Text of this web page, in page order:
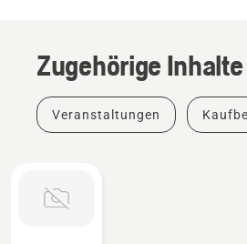
Zugehörige Inhalte
Veranstaltungen